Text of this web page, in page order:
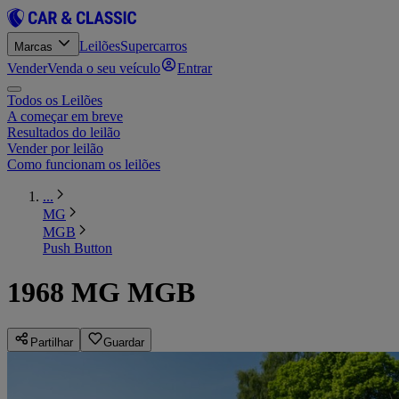
Marcas LeilõesSupercarros
VenderVenda o seu veículo Entrar
Todos os Leilões
A começar em breve
Resultados do leilão
Vender por leilão
Como funcionam os leilões
...
MG
MGB
Push Button
1968 MG MGB
Partilhar Guardar